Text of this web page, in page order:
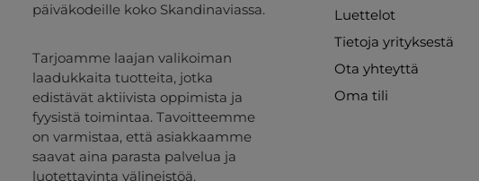
päiväkodeille koko Skandinaviassa.
Tarjoamme laajan valikoiman
laadukkaita tuotteita, jotka
edistävät aktiivista oppimista ja
fyysistä toimintaa. Tavoitteemme
on varmistaa, että asiakkaamme
saavat aina parasta palvelua ja
luotettavinta välineistöä.
Luettelot
Tietoja yrityksestä
Ota yhteyttä
Oma tili